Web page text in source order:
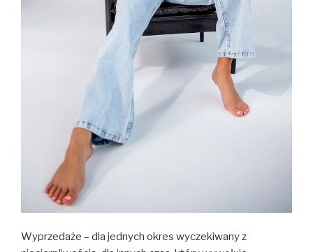
Wyprzedaże – dla jednych okres wyczekiwany z